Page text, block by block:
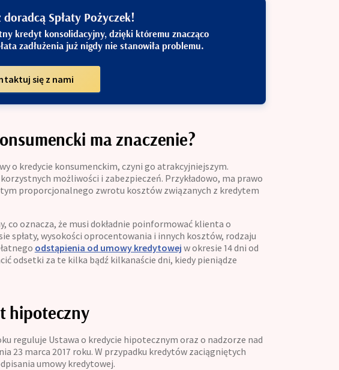
Spłaty Pożyczek!
kredyt konsolidacyjny, dzięki któremu znacząco
zadłużenia już nigdy nie stanowiła problemu.
się z nami
ma znaczenie?
o kredycie konsumenckim, czyni go atrakcyjniejszym.
możliwości i zabezpieczeń. Przykładowo, ma prawo
proporcjonalnego zwrotu kosztów związanych z kredytem
oznacza, że musi dokładnie poinformować klienta o
spłaty, wysokości oprocentowania i innych kosztów, rodzaju
odstąpienia od umowy kredytowej w okresie 14 dni od
odsetki za te kilka bądź kilkanaście dni, kiedy pieniądze
hipoteczny
reguluje Ustawa o kredycie hipotecznym oraz o nadzorze nad
23 marca 2017 roku. W przypadku kredytów zaciągniętych
umowy kredytowej.